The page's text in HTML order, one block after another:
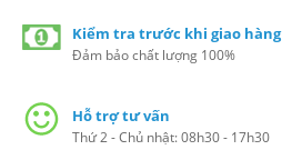
Kiểm tra trước khi giao hàng
Đảm bảo chất lượng 100%
Hỗ trợ tư vấn
Thứ 2 - Chủ nhật: 08h30 - 17h30